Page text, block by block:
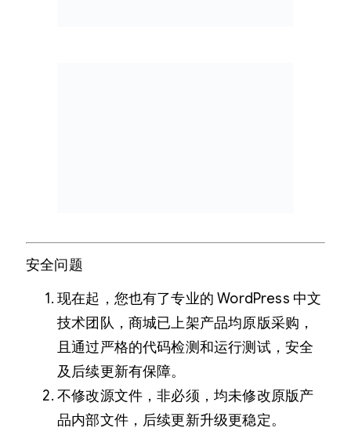
安全问题
现在起，您也有了专业的 WordPress 中文
技术团队，商城已上架产品均原版采购，
且通过严格的代码检测和运行测试，安全
及后续更新有保障。
不修改源文件，非必须，均未修改原版产
品内部文件，后续更新升级更稳定。